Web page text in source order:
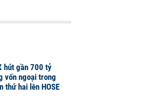
hút gần 700 tỷ
vốn ngoại trong
thứ hai lên HOSE